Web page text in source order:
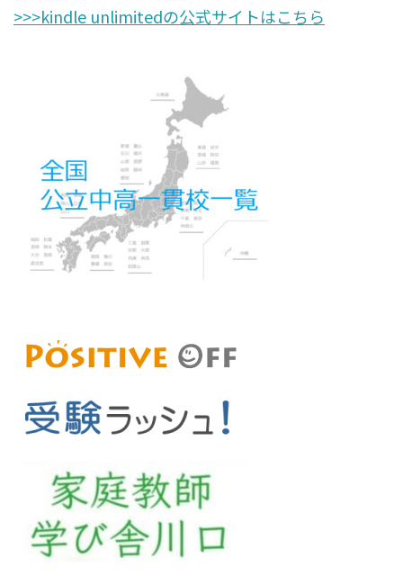
>>>kindle unlimitedの公式サイトはこちら